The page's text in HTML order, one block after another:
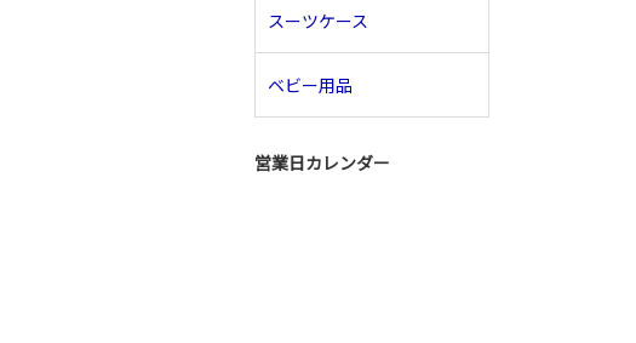
スーツケース
ベビー用品
営業日カレンダー